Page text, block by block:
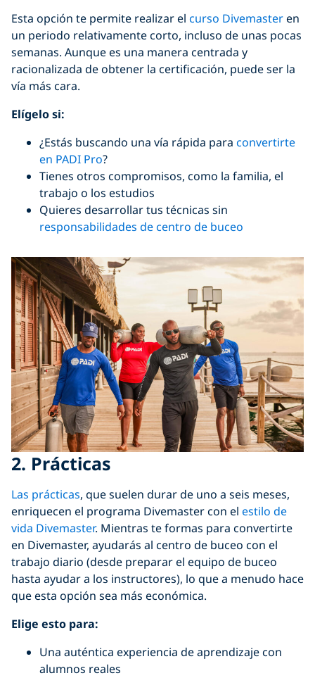
Esta opción te permite realizar el curso Divemasteren
un periodo relativamente corto, incluso de unas pocas
semanas. Aunque es una manera centrada y
racionalizada de obtener la certificación, puede ser la
vía más cara.
Elígelo si:
¿Estás buscando una vía rápida para convertirte
en PADI Pro?
Tienes otros compromisos, como la familia, el
trabajo o los estudios
Quieres desarrollar tus técnicas sin
responsabilidades de centro de buceo
2. Prácticas
Las prácticas, que suelen durar de uno a seis meses,
enriquecen el programa Divemaster con el estilo de
vida Divemaster. Mientras te formas para convertirte
en Divemaster, ayudarás al centro de buceo con el
trabajo diario (desde preparar el equipo de buceo
hasta ayudar a los instructores), lo que a menudo hace
que esta opción sea más económica.
Elige esto para:
Una auténtica experiencia de aprendizaje con
alumnos reales